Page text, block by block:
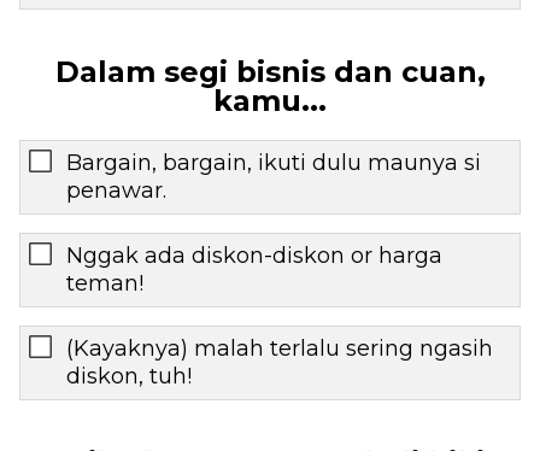
Dalam segi bisnis dan cuan,
kamu...
Bargain, bargain, ikuti dulu maunya si
penawar.
Nggak ada diskon-diskon or harga
teman!
(Kayaknya) malah terlalu sering ngasih
diskon, tuh!